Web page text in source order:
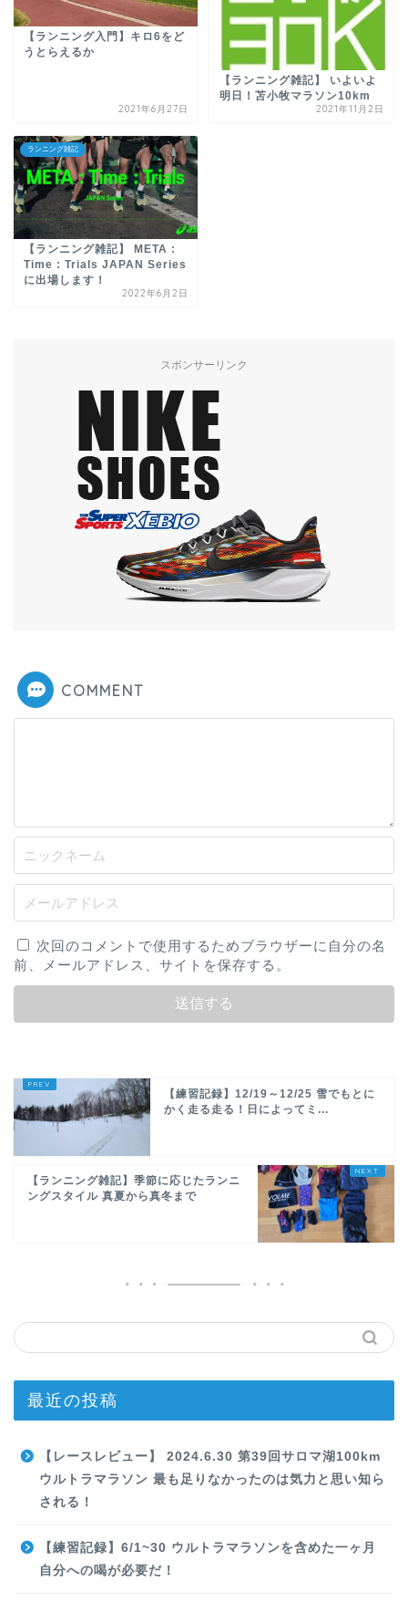
【ランニング入門】キロ6をど
うとらえるか
2021年6月27日
【ランニング雑記】 いよいよ
明日！苫小牧マラソン10km
2021年11月2日
ランニング雑記
【ランニング雑記】 META :
Time : Trials JAPAN Series
に出場します！
2022年6月2日
スポンサーリンク
COMMENT
次回のコメントで使用するためブラウザーに自分の名
前、メールアドレス、サイトを保存する。
【練習記録】12/19～12/25 雪でもとに
かく走る走る！日によってミ...
【ランニング雑記】季節に応じたランニ
ングスタイル 真夏から真冬まで
最近の投稿
【レースレビュー】 2024.6.30 第39回サロマ湖100km
ウルトラマラソン 最も足りなかったのは気力と思い知ら
される！
【練習記録】6/1~30 ウルトラマラソンを含めた一ヶ月
自分への喝が必要だ！